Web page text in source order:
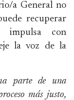
a General no
recuperar
impulsa con
la voz de la
parte de una
más justo,